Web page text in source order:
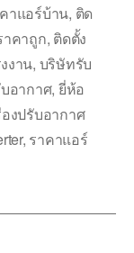
าแอร์บ้าน, ติด
าคาถูก, ติดตั้ง
งาน, บริษัทรับ
อากาศ, ยี่ห้อ
งปรับอากาศ
, ราคาแอร์